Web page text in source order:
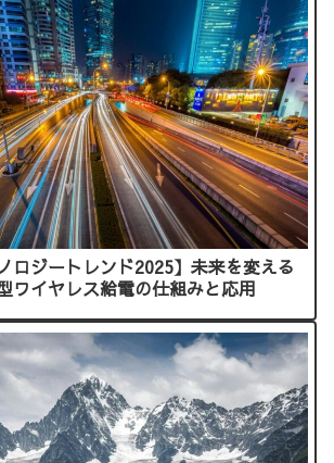
ロジートレンド2025】未来を変える
ワイヤレス給電の仕組みと応用